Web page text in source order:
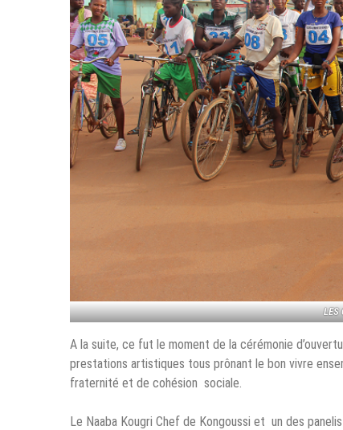
LES
A la suite, ce fut le moment de la cérémonie
prestations artistiques tous prônant le bon vivre
fraternité et de cohésion sociale.
Le Naaba Kougri Chef de Kongoussi et un des